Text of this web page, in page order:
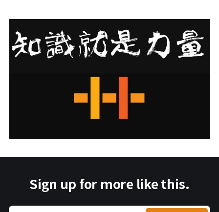
Sign up for more like this.